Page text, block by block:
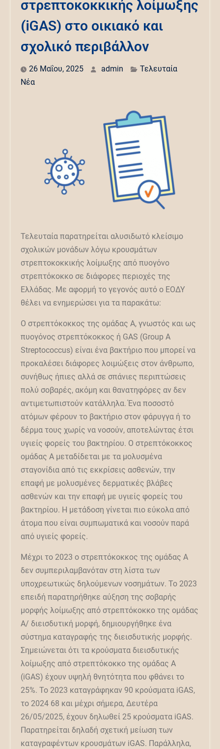
στρεπτοκοκκικής λοίμωξης
(iGAS) στο οικιακό και
σχολικό περιβάλλον
26 Μαΐου, 2025 admin
Τελευταία
Νέα
Τελευταία παρατηρείται αλυσιδωτό κλείσιμο
σχολικών μονάδων λόγω κρουσμάτων
στρεπτοκοκκικής λοίμωξης από πυογόνο
στρεπτόκοκκο σε διάφορες περιοχές της
Ελλάδας. Με αφορμή το γεγονός αυτό ο ΕΟΔΥ
θέλει να ενημερώσει για τα παρακάτω:
Ο στρεπτόκοκκος της ομάδας Α, γνωστός και ως
πυογόνος στρεπτόκοκκος ή GAS (Group A
Streptococcus) είναι ένα βακτήριο που μπορεί να
προκαλέσει διάφορες λοιμώξεις στον άνθρωπο,
συνήθως ήπιες αλλά σε σπάνιες περιπτώσεις
πολύ σοβαρές, ακόμη και θανατηφόρες αν δεν
αντιμετωπιστούν κατάλληλα. Ένα ποσοστό
ατόμων φέρουν το βακτήριο στον φάρυγγα ή το
δέρμα τους χωρίς να νοσούν, αποτελώντας έτσι
υγιείς φορείς του βακτηρίου. Ο στρεπτόκοκκος
ομάδας Α μεταδίδεται με τα μολυσμένα
σταγονίδια από τις εκκρίσεις ασθενών, την
επαφή με μολυσμένες δερματικές βλάβες
ασθενών και την επαφή με υγιείς φορείς του
βακτηρίου. Η μετάδοση γίνεται πιο εύκολα από
άτομα που είναι συμπωματικά και νοσούν παρά
από υγιείς φορείς.
Μέχρι το 2023 ο στρεπτόκοκκος της ομάδας Α
δεν συμπεριλαμβανόταν στη λίστα των
υποχρεωτικώς δηλούμενων νοσημάτων. Το 2023
επειδή παρατηρήθηκε αύξηση της σοβαρής
μορφής λοίμωξης από στρεπτόκοκκο της ομάδας
Α/ διεισδυτική μορφή, δημιουργήθηκε ένα
σύστημα καταγραφής της διεισδυτικής μορφής.
Σημειώνεται ότι τα κρούσματα διεισδυτικής
λοίμωξης από στρεπτόκοκκο της ομάδας Α
(iGAS) έχουν υψηλή θνητότητα που φθάνει το
25%. Το 2023 καταγράφηκαν 90 κρούσματα iGAS,
το 2024 68 και μέχρι σήμερα, Δευτέρα
26/05/2025, έχουν δηλωθεί 25 κρούσματα iGAS.
Παρατηρείται δηλαδή σχετική μείωση των
καταγραφέντων κρουσμάτων iGAS. Παράλληλα,